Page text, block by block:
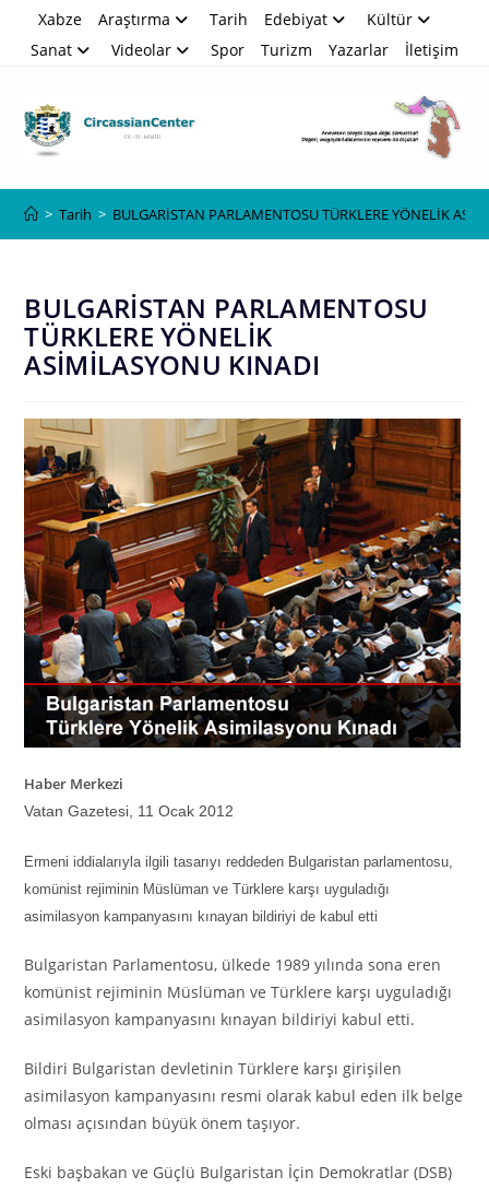
Xabze Araştırma Tarih Edebiyat
Kültür
Sanat
Videolar Spor Turizm Yazarlar İletişim
> Tarih > BULGARİSTAN PARLAMENTOSU TÜRKLERE YÖNELİK
BULGARİSTAN PARLAMENTOSU
TÜRKLERE YÖNELİK
ASİMİLASYONU KINADI
Haber Merkezi
Vatan Gazetesi, 11 Ocak 2012
Ermeni iddialarıyla ilgili tasarıyı reddeden Bulgaristan parlamentosu,
komünist rejiminin Müslüman ve Türklere karşı uyguladığı
asimilasyon kampanyasını kınayan bildiriyi de kabul etti
Bulgaristan Parlamentosu, ülkede 1989 yılında sona eren
komünist rejiminin Müslüman ve Türklere karşı uyguladığı
asimilasyon kampanyasını kınayan bildiriyi kabul etti.
Bildiri Bulgaristan devletinin Türklere karşı girişilen
asimilasyon kampanyasını resmi olarak kabul eden ilk belge
olması açısından büyük önem taşıyor.
Eski başbakan ve Güçlü Bulgaristan İçin Demokratlar (DSB)